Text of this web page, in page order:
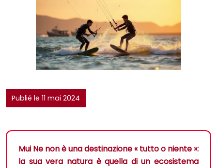
Publié le 11 mai 2024
Mui Ne non è una destinazione « tutto o niente »:
la sua vera natura è quella di un ecosistema